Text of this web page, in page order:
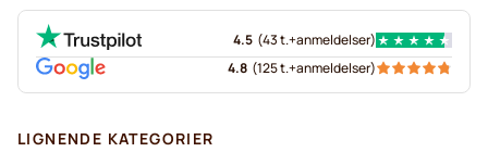
4.5 (43 t.+anmeldelser)
4.8 (125 t.+anmeldelser)
LIGNENDE KATEGORIER